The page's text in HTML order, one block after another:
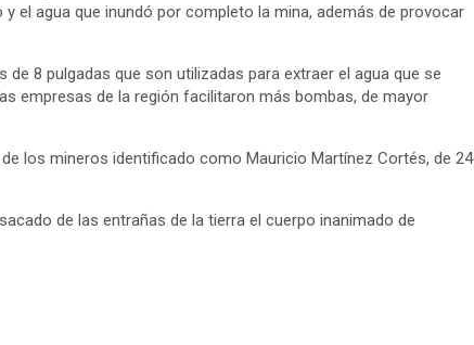
el agua que inundó por completo la mina, además de provocar
8 pulgadas que son utilizadas para extraer el agua que se
empresas de la región facilitaron más bombas, de mayor
los mineros identificado como Mauricio Martínez Cortés, de 24
de las entrañas de la tierra el cuerpo inanimado de